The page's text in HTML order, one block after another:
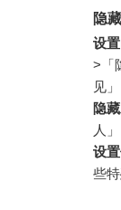
隐
设
>「
见
隐
人
设
些